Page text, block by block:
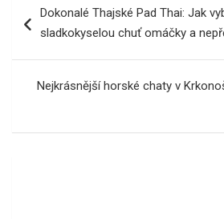
proDokonalé Thajské Pad Thai: Jak
sladkokyselou chuť omáčky a
Nejkrásnější horské chaty v